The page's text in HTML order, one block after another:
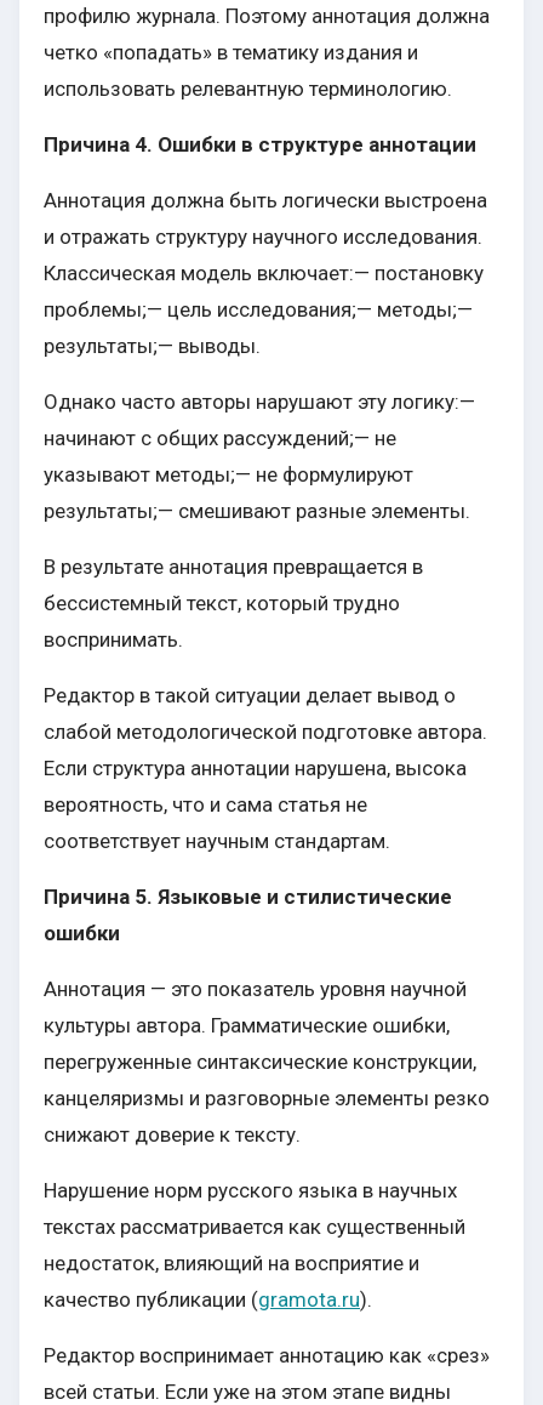
профилю журнала. Поэтому аннотация должна
четко «попадать» в тематику издания и
использовать релевантную терминологию.
Причина 4. Ошибки в структуре аннотации
Аннотация должна быть логически выстроена
и отражать структуру научного исследования.
Классическая модель включает:— постановку
проблемы;— цель исследования;— методы;—
результаты;— выводы.
Однако часто авторы нарушают эту логику:—
начинают с общих рассуждений;— не
указывают методы;— не формулируют
результаты;— смешивают разные элементы.
В результате аннотация превращается в
бессистемный текст, который трудно
воспринимать.
Редактор в такой ситуации делает вывод о
слабой методологической подготовке автора.
Если структура аннотации нарушена, высока
вероятность, что и сама статья не
соответствует научным стандартам.
Причина 5. Языковые и стилистические
ошибки
Аннотация — это показатель уровня научной
культуры автора. Грамматические ошибки,
перегруженные синтаксические конструкции,
канцеляризмы и разговорные элементы резко
снижают доверие к тексту.
Нарушение норм русского языка в научных
текстах рассматривается как существенный
недостаток, влияющий на восприятие и
качество публикации (gramota.ru).
Редактор воспринимает аннотацию как «срез»
всей статьи. Если уже на этом этапе видны